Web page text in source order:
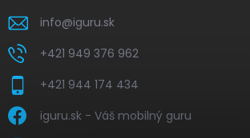
info@iguru.sk
+421 949 376 962
+421 944 174 434
iguru.sk - Váš mobilný guru